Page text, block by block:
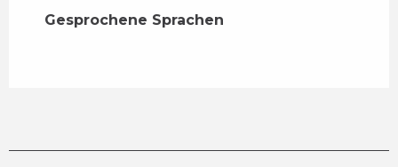
Gesprochene Sprachen
Gesprochene Sprachen